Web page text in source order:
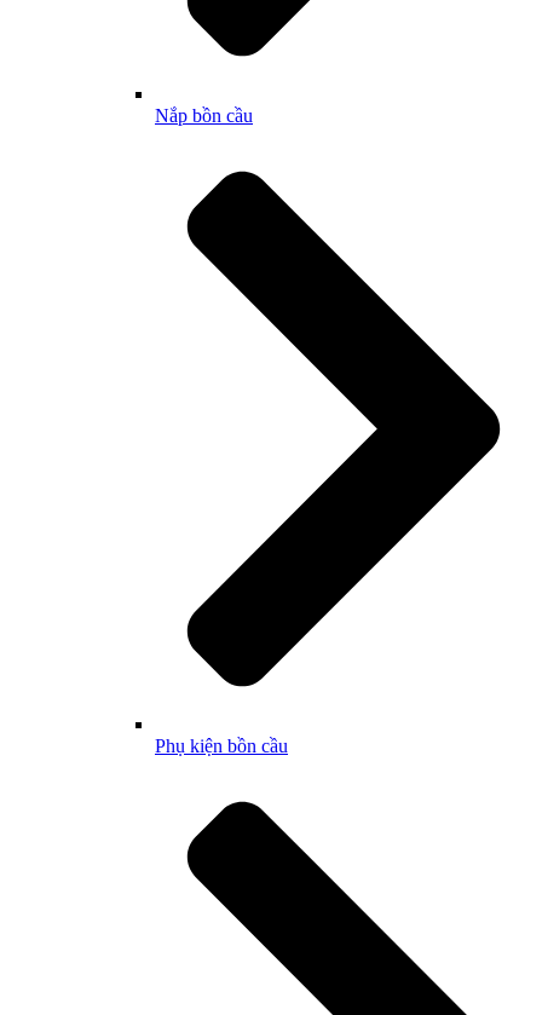
Nắp bồn cầu
Phụ kiện bồn cầu